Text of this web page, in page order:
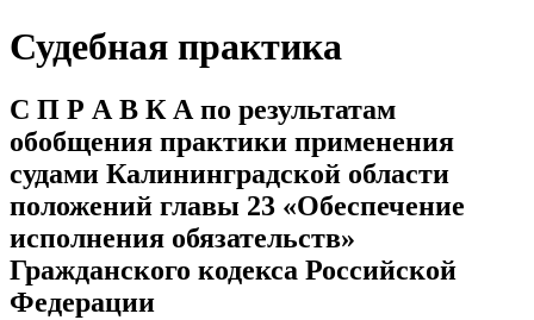
Судебная практика
С П Р А В К А по результатам
обобщения практики применения
судами Калининградской области
положений главы 23 «Обеспечение
исполнения обязательств»
Гражданского кодекса Российской
Федерации